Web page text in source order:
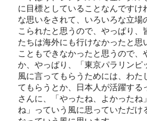
に目標としていることなんです
な思いをされて、いろいろな立
こられたと思うので、やっぱり、
たちは海外にも行けなかったと思
こともできなかったと思うので、
か、やっぱり、「東京パラリンピ
風に言ってもらうためには、わ
てもらうとか、日本人が活躍す
さんに、「やったね、よかった
ね」っていう風に思っていただ